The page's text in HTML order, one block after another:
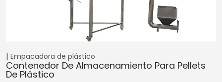
Empacadora de plástico
Contenedor De Almacenamiento Para Pellets
De Plástico